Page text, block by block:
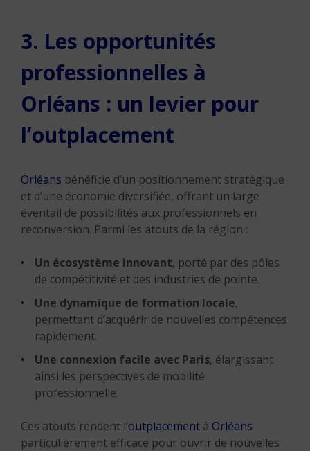
3. Les opportunités
professionnelles à
Orléans : un levier pour
l’outplacement
Orléans bénéficie d’un positionnement stratégique
et d’une économie diversifiée, offrant un large
éventail de possibilités aux professionnels en
reconversion. Parmi les atouts de la région :
Un écosystème innovant, porté par des pôles
de compétitivité et des industries de pointe.
Une dynamique de formation locale,
permettant d’acquérir de nouvelles compétences
rapidement.
Une connexion facile avec Paris, élargissant
ainsi les perspectives de mobilité
professionnelle.
Ces atouts rendent l’outplacement à Orléans
particulièrement efficace pour ouvrir de nouvelles